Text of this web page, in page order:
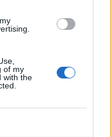
of my
with the
napon belüli